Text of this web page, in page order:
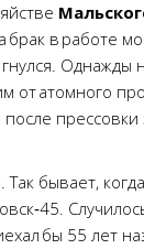
брак в работе
от атомного
бывает,
бы 55 лет